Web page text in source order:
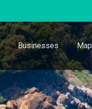
Businesses Map